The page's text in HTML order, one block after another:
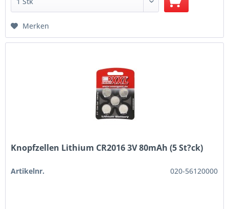
Merken
Knopfzellen Lithium CR2016 3V 80mAh (5 St?ck)
Artikelnr. 020-56120000